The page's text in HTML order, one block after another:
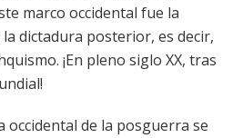
marco occidental fue la
dictadura posterior, es decir,
¡En pleno siglo XX, tras
occidental de la posguerra se